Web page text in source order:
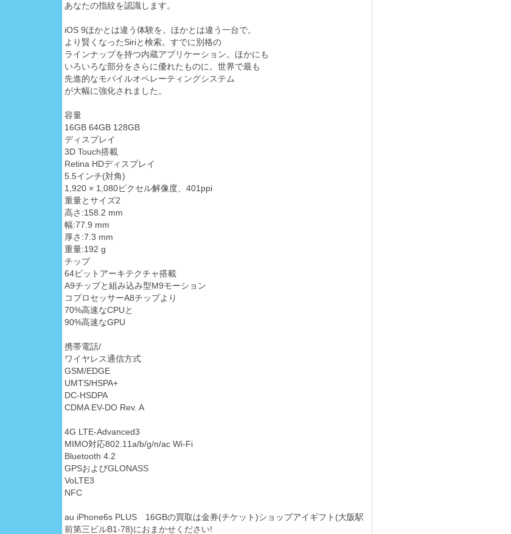
あなたの指紋を認識します。
iOS 9ほかとは違う体験を。ほかとは違う一台で。
より賢くなったSiriと検索。すでに別格の
ラインナップを持つ内蔵アプリケーション。ほかにも
いろいろな部分をさらに優れたものに。世界で最も
先進的なモバイルオペレーティングシステム
が大幅に強化されました。
容量
16GB 64GB 128GB
ディスプレイ
3D Touch搭載
Retina HDディスプレイ
5.5インチ(対角)
1,920 × 1,080ピクセル解像度、401ppi
重量とサイズ2
高さ:158.2 mm
幅:77.9 mm
厚さ:7.3 mm
重量:192 g
チップ
64ビットアーキテクチャ搭載
A9チップと組み込み型M9モーション
コプロセッサーA8チップより
70%高速なCPUと
90%高速なGPU
携帯電話/
ワイヤレス通信方式
GSM/EDGE
UMTS/HSPA+
DC-HSDPA
CDMA EV-DO Rev. A
4G LTE-Advanced3
MIMO対応802.11a/b/g/n/ac Wi-Fi
Bluetooth 4.2
GPSおよびGLONASS
VoLTE3
NFC
au iPhone6s PLUS 16GBの買取は金券(チケット)ショップアイギフト(大阪駅
前第三ビルB1-78)におまかせください!